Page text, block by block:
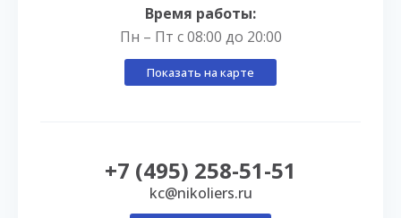
Время работы:
Пн – Пт с 08:00 до 20:00
Показать на карте
+7 (495) 258-51-51
kc@nikoliers.ru